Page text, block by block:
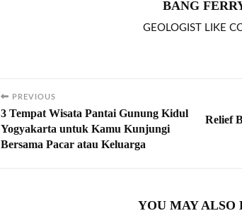
BANG
GEOLOGIST LIKE
PREVIOUS
3 Tempat Wisata Pantai Gunung Kidul
Yogyakarta untuk Kamu Kunjungi
Bersama Pacar atau Keluarga
Relief
YOU MAY ALSO